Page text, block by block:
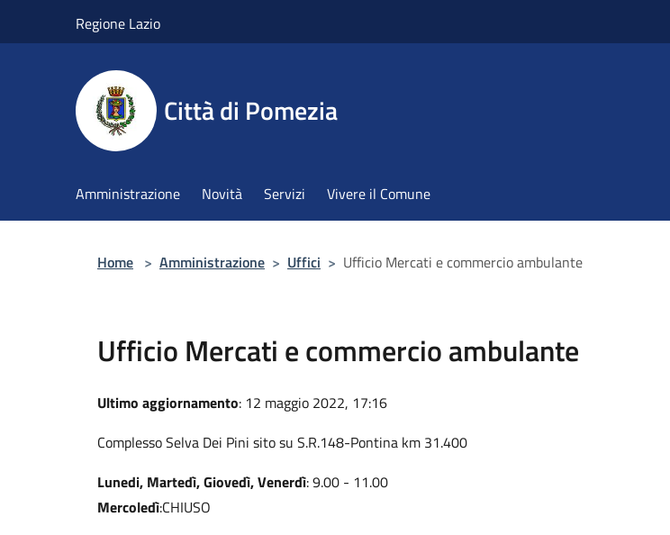
Regione Lazio
Città di Pomezia
Amministrazione Novità Servizi Vivere il Comune
Home > Amministrazione > Uffici > Ufficio Mercati e commercio ambulante
Ufficio Mercati e commercio ambulante
Ultimo aggiornamento: 12 maggio 2022, 17:16
Complesso Selva Dei Pini sito su S.R.148-Pontina km 31.400
Lunedi, Martedì, Giovedì, Venerdì: 9.00 - 11.00
Mercoledì:CHIUSO